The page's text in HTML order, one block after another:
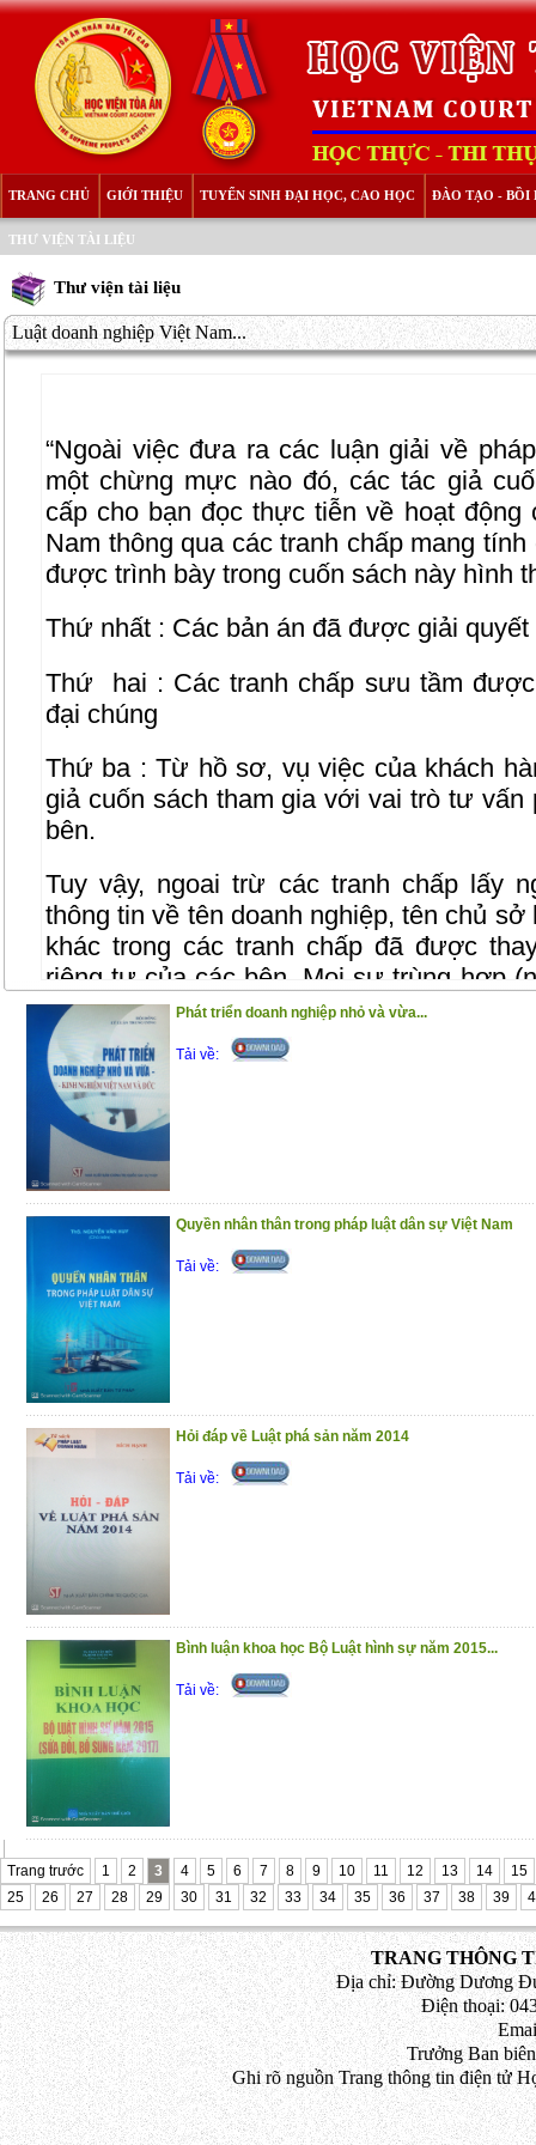
TRANG CHỦ GIỚI THIỆU TUYỂN SINH ĐẠI HỌC, CAO HỌC ĐÀO TẠO - BỒI
THƯ VIỆN TÀI LIỆU
Thư viện tài liệu
Luật doanh nghiệp Việt Nam...
“Ngoài việc đưa ra các luận giải về
một chừng mực nào đó, các tác giả
cấp cho bạn đọc thực tiễn về hoạt động
Nam thông qua các tranh chấp mang
được trình bày trong cuốn sách này hình
Thứ nhất : Các bản án đã được giải
Thứ
hai : Các tranh chấp sưu tầm
đại chúng
Thứ ba : Từ hồ sơ, vụ việc của khách
giả cuốn sách tham gia với vai trò tư vấn
bên.
Tuy vậy, ngoai trừ các tranh chấp lấy
thông tin về tên doanh nghiệp, tên chủ
khác trong các tranh chấp đã được
riêng tư của các bên. Mọi sự trùng hợp
ngẫu nhiên.”
Trân trọng giới thiệu đến bạn đọc!
(13/11/2020)
Phát triển doanh nghiệp nhỏ và vừa...
Tải về:
Quyền nhân thân trong pháp luật dân sự Việt Nam
Tải về:
Hỏi đáp về Luật phá sản năm 2014
Tải về:
Bình luận khoa học Bộ Luật hình sự năm 2015...
Tải về:
Trang trước 1 2 3 4 5 6 7 8 9 10 11 12 13 14
15
25
26 27 28 29 30 31 32 33 34 35 36 37 38 39
TRANG THÔNG
Địa chỉ: Đường Dương
Điện thoại:
Trưởng Ban
Ghi rõ nguồn Trang thông tin điện tử